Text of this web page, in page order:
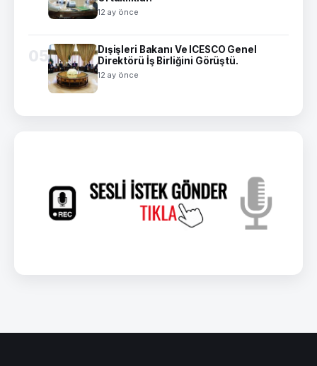
12 ay önce
05
Dışişleri Bakanı Ve ICESCO Genel
Direktörü İş Birliğini Görüştü.
12 ay önce